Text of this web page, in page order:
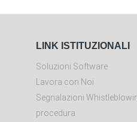
LINK ISTITUZIONALI
Soluzioni Software
Lavora con Noi
Segnalazioni
procedura